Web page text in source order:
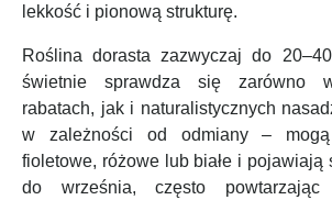
lekkość i pionową strukturę.
Roślina dorasta zazwyczaj do
świetnie sprawdza się zarówno
rabatach, jak i naturalistycznych
w zależności od odmiany –
fioletowe, różowe lub białe i pojawiają
do września, często